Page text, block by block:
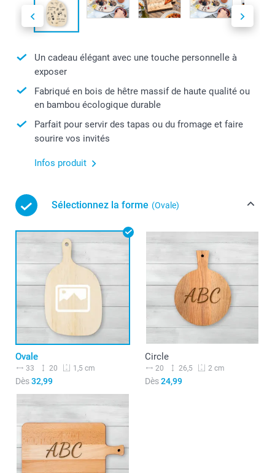
Un cadeau élégant avec une touche personnelle à
exposer
Fabriqué en bois de hêtre massif de haute qualité ou
en bambou écologique durable
Parfait pour servir des tapas ou du fromage et faire
sourire vos invités
Infos produit
Sélectionnez la forme (Ovale)
Ovale
33 20 1,5 cm
Dès32,99
Circle
20 26,5 2 cm
Dès24,99